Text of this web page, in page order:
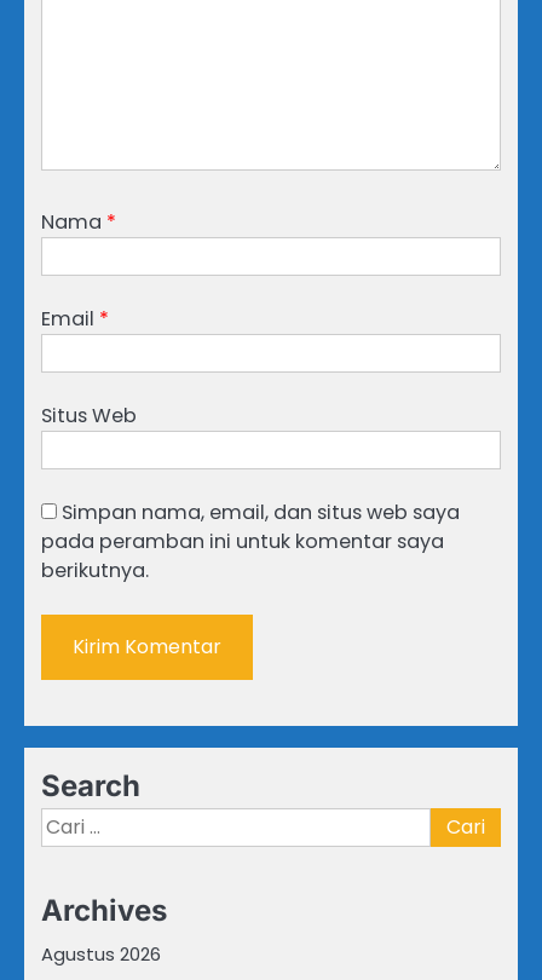
Nama *
Email *
Situs Web
Simpan nama, email, dan situs web saya
pada peramban ini untuk komentar saya
berikutnya.
Search
Cari
untuk:
Archives
Agustus 2026